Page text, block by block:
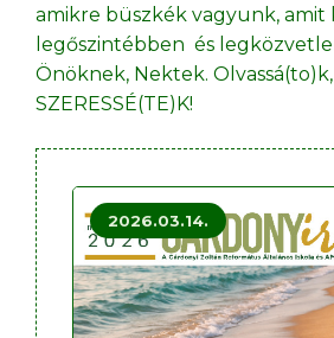
amikre büszkék vagyunk, amit
legőszintébben és
Önöknek, Nektek.
SZERESSÉ(TE)K!
2026.03.14.